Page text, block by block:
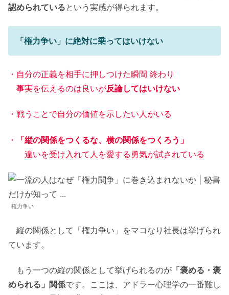
認められているという実感が得られます。
「権力争い」に絶対に乗ってはいけない
・自分の正義を相手に押しつけた瞬間 終わり
事実を伝えるのは良いが反論してはいけない
・戦うことで自分の価値を示したい人がいる
・
「縦の関係をつくるな、横の関係をつくろう」
違いを受け入れて人を愛する勇気が試されている
権力争い
縦の関係として「権力争い」をマコなり社長は挙げられ
ています。
もう一つの縦の関係として挙げられるのが 「褒める・褒
められる」関係です。ここは、アドラー心理学の一番難し